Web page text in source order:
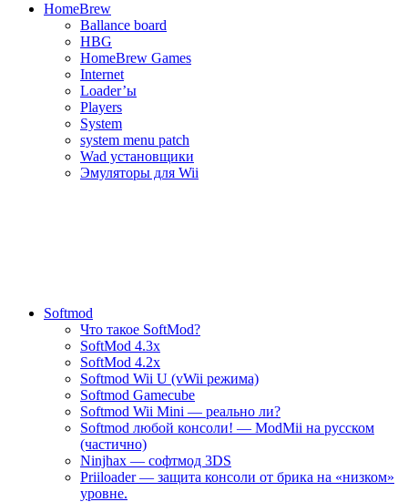
HomeBrew
Ballance board
HBG
HomeBrew Games
Internet
Loader’ы
Players
System
system menu patch
Wad установщики
Эмуляторы для Wii
Softmod
Что такое SoftMod?
SoftMod 4.3x
SoftMod 4.2x
Softmod Wii U (vWii режима)
Softmod Gamecube
Softmod Wii Mini — реально ли?
Softmod любой консоли! — ModMii на русском
(частично)
Ninjhax — софтмод 3DS
Priiloader — защита консоли от брика на «низком»
уровне.